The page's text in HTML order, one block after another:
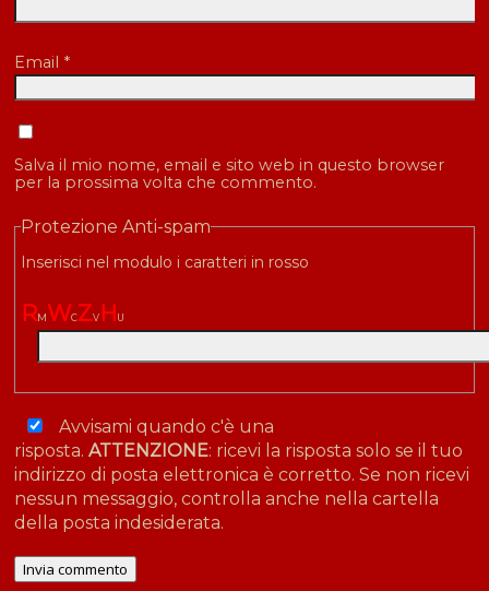
Email *
Salva il mio nome, email e sito web in questo browser
per la prossima volta che commento.
Protezione Anti-spam
Inserisci nel modulo i caratteri in rosso
RM WCZV H U
Avvisami quando c'è una
risposta.ATTENZIONE: ricevi la risposta solo se il tuo
indirizzo di posta elettronica è corretto. Se non ricevi
nessun messaggio, controlla anche nella cartella
della posta indesiderata.